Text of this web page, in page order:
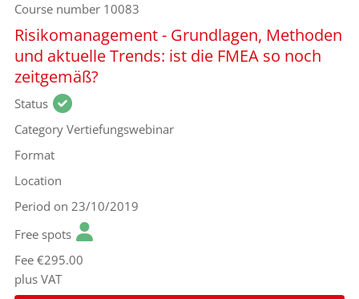
Course number 10083
Risikomanagement - Grundlagen, Methoden
und aktuelle Trends: ist die FMEA so noch
zeitgemäß?
Status
Category Vertiefungswebinar
Format
Location
Period on 23/10/2019
Free spots
Fee €295.00
plus VAT